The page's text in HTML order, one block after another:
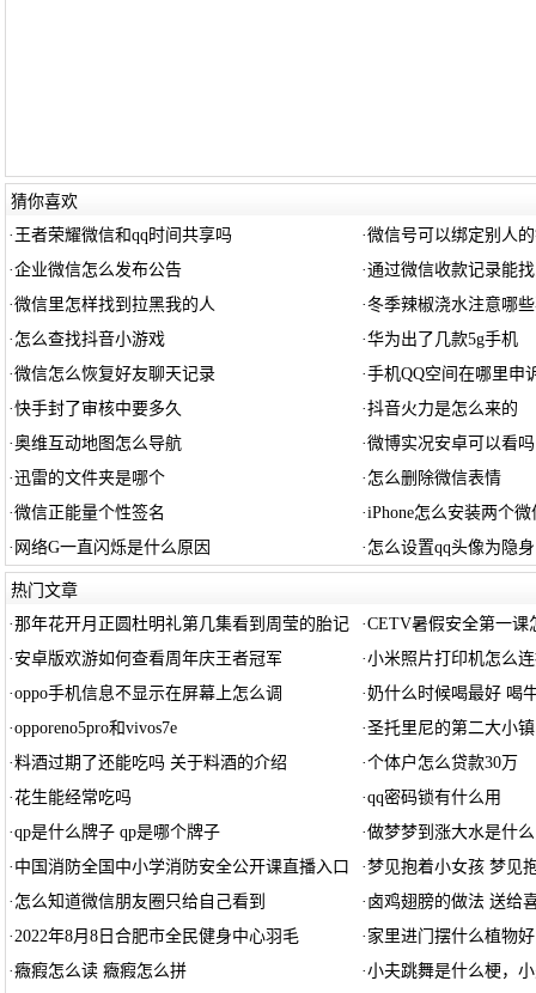
猜你喜欢
· 王者荣耀微信和qq时间共享吗 ·微信号可以绑定别人
·企业微信怎么发布公告 ·通过微信收款记录能
·微信里怎样找到拉黑我的人 ·冬季辣椒浇水注意哪
· 怎么查找抖音小游戏 ·华为出了几款5g手机
·微信怎么恢复好友聊天记录 ·手机QQ空间在哪里申
·快手封了审核中要多久 ·抖音火力是怎么来的
·奥维互动地图怎么导航 ·微博实况安卓可以看吗
·迅雷的文件夹是哪个 · 怎么删除微信表情
·微信正能量个性签名 ·iPhone怎么安装两个微
· 网络G一直闪烁是什么原因 · 怎么设置qq头像为隐身
热门文章
·那年花开月正圆杜明礼第几集看到周莹的胎记 ·CETV暑假安全第一课
· 安卓版欢游如何查看周年庆王者冠军 ·小米照片打印机怎么
·oppo手机信息不显示在屏幕上怎么调 ·奶什么时候喝最好 喝
·opporeno5pro和vivos7e ·圣托里尼的第二大小
·料酒过期了还能吃吗 关于料酒的介绍 ·个体户怎么贷款30万
·花生能经常吃吗 ·qq密码锁有什么用
·qp是什么牌子 qp是哪个牌子 ·做梦梦到涨大水是什
· 中国消防全国中小学消防安全公开课直播入口 ·梦见抱着小女孩 梦见
· 怎么知道微信朋友圈只给自己看到 · 卤鸡翅膀的做法 送给
·2022年8月8日合肥市全民健身中心羽毛 · 家里进门摆什么植物
·癓瘕怎么读 癓瘕怎么拼 ·小夫跳舞是什么梗，